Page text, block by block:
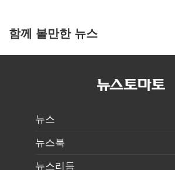
함께 볼만한 뉴스
뉴스
뉴스북
뉴스리듬